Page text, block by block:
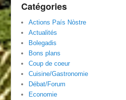
Catégories
Actions País Nòstre
Actualités
Bolegadis
Bons plans
Coup de coeur
Cuisine/Gastronomie
Débat/Forum
Economie